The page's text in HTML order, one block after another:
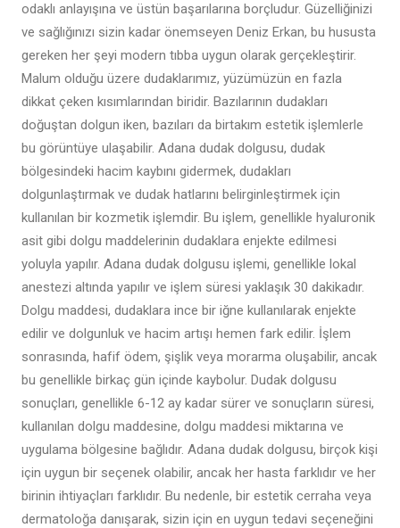
odaklı anlayışına ve üstün başarılarına borçludur. Güzelliğinizi
ve sağlığınızı sizin kadar önemseyen Deniz Erkan, bu hususta
gereken her şeyi modern tıbba uygun olarak gerçekleştirir.
Malum olduğu üzere dudaklarımız, yüzümüzün en fazla
dikkat çeken kısımlarından biridir. Bazılarının dudakları
doğuştan dolgun iken, bazıları da birtakım estetik işlemlerle
bu görüntüye ulaşabilir. Adana dudak dolgusu, dudak
bölgesindeki hacim kaybını gidermek, dudakları
dolgunlaştırmak ve dudak hatlarını belirginleştirmek için
kullanılan bir kozmetik işlemdir. Bu işlem, genellikle hyaluronik
asit gibi dolgu maddelerinin dudaklara enjekte edilmesi
yoluyla yapılır. Adana dudak dolgusu işlemi, genellikle lokal
anestezi altında yapılır ve işlem süresi yaklaşık 30 dakikadır.
Dolgu maddesi, dudaklara ince bir iğne kullanılarak enjekte
edilir ve dolgunluk ve hacim artışı hemen fark edilir. İşlem
sonrasında, hafif ödem, şişlik veya morarma oluşabilir, ancak
bu genellikle birkaç gün içinde kaybolur. Dudak dolgusu
sonuçları, genellikle 6-12 ay kadar sürer ve sonuçların süresi,
kullanılan dolgu maddesine, dolgu maddesi miktarına ve
uygulama bölgesine bağlıdır. Adana dudak dolgusu, birçok kişi
için uygun bir seçenek olabilir, ancak her hasta farklıdır ve her
birinin ihtiyaçları farklıdır. Bu nedenle, bir estetik cerraha veya
dermatoloğa danışarak, sizin için en uygun tedavi seçeneğini